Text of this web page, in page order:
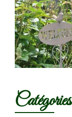
Catégories